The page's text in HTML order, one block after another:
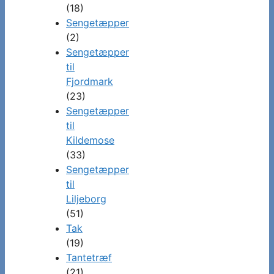
(18)
Sengetæpper
(2)
Sengetæpper
til
Fjordmark
(23)
Sengetæpper
til
Kildemose
(33)
Sengetæpper
til
Liljeborg
(51)
Tak
(19)
Tantetræf